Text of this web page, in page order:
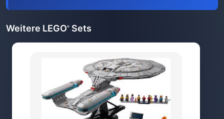
Weitere LEGO® Sets